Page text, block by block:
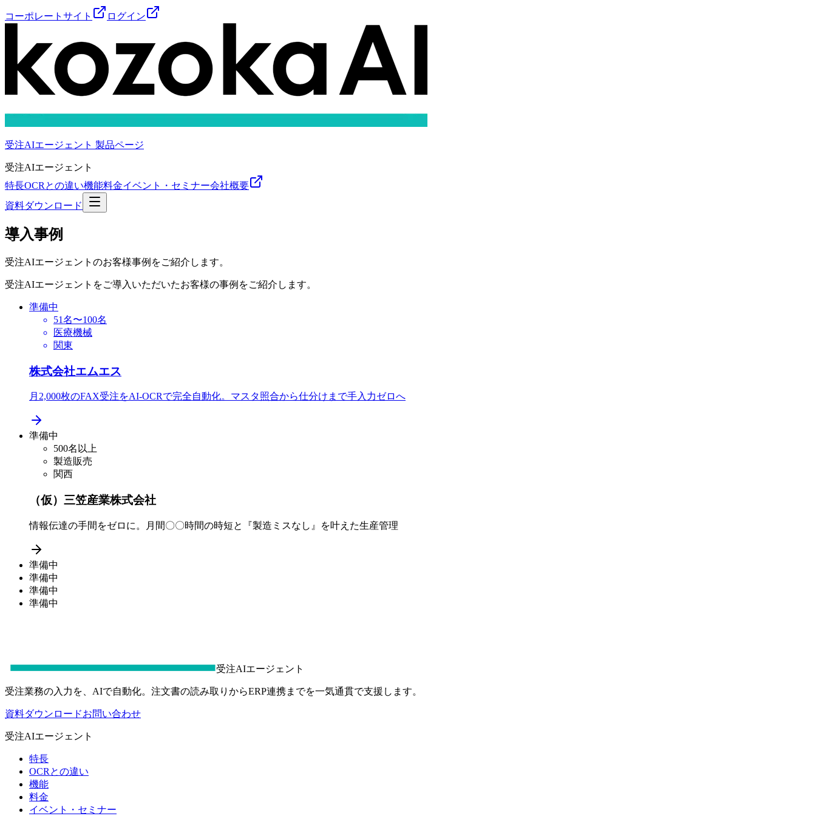
コーポレートサイト ログイン
受注AIエージェント 製品ページ
受注AIエージェント
特長OCRとの違い機能料金イベント・セミナー会社概要
資料ダウンロード
導入事例
受注AIエージェントのお客様事例をご紹介します。
受注AIエージェントをご導入いただいたお客様の事例をご紹介します。
準備中
51名〜100名
医療機械
関東
株式会社エムエス
月2,000枚のFAX受注をAI-OCRで完全自動化。マスタ照合から仕分けまで手入力ゼロへ
準備中
500名以上
製造販売
関西
（仮）三笠産業株式会社
情報伝達の手間をゼロに。月間〇〇時間の時短と『製造ミスなし』を叶えた生産管理
準備中
準備中
準備中
準備中
受注AIエージェント
受注業務の入力を、AIで自動化。注文書の読み取りからERP連携までを一気通貫で支援します。
資料ダウンロードお問い合わせ
受注AIエージェント
特長
OCRとの違い
機能
料金
イベント・セミナー